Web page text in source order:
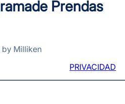
Prendas
by Milliken
PRIVACIDAD